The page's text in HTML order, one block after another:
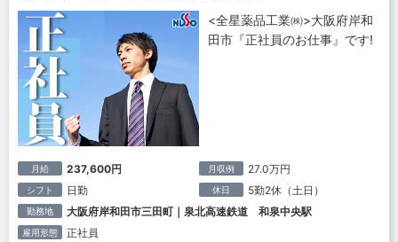
<全星薬品工業㈱>大阪府岸和
田市『正社員のお仕事』です!
月給 237,600円 月収例 27.0万円
シフト 日勤 休日 5勤2休（土日）
勤務地 大阪府岸和田市三田町｜泉北高速鉄道 和泉中央駅
雇用形態 正社員